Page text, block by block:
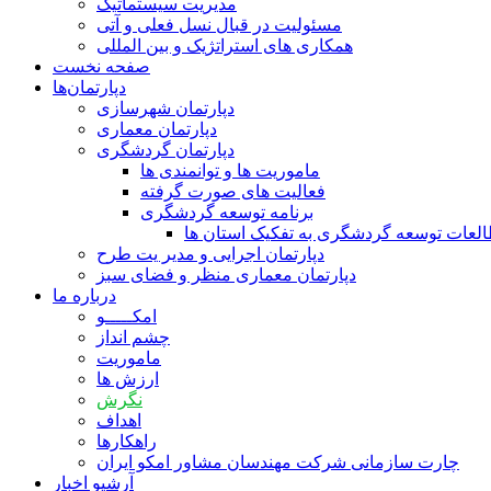
مدیریت سیستماتیک
مسئولیت در قبال نسل فعلی و آتی
همکاری‏ های استراتژیک و بین‏ المللی
صفحه نخست
دپارتمان‌ها
دپارتمان شهرسازی
دپارتمان معماری
دپارتمان گردشگری
ماموریت ها و توانمندی ها
فعالیت های صورت گرفته
برنامه توسعه گردشگری
توسعه گردشگری به تفکیک استان ها
دپارتمان اجرایی و مدیر یت طرح
دپارتمان معماری منظر و فضای سبز
درباره ما
امکـــــو
چشم انداز
ماموریت
ارزش ها
نگرش
اهداف
راهکارها
چارت سازمانی شرکت مهندسان مشاور امکو ایران
آرشیو اخبار